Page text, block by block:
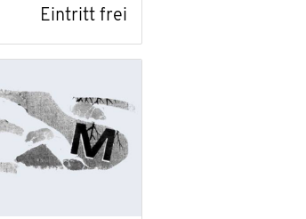
Eintritt frei